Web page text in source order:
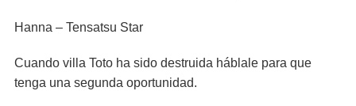
Hanna – Tensatsu Star
Cuando villa Toto ha sido destruida háblale para que
tenga una segunda oportunidad.